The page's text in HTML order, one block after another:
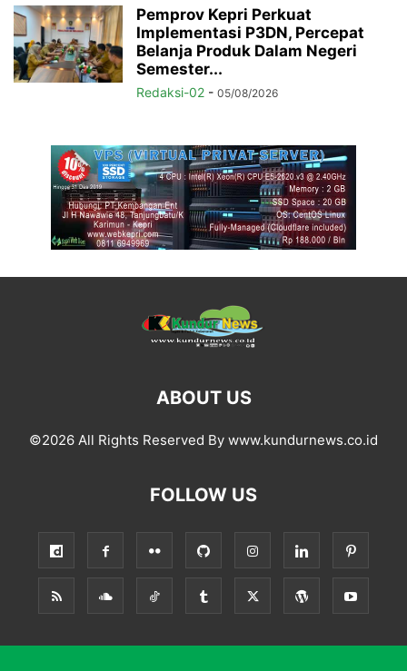
Pemprov Kepri Perkuat
Implementasi P3DN, Percepat
Belanja Produk Dalam Negeri
Semester...
Redaksi-02 - 05/08/2026
ABOUT US
©2026 All Rights Reserved By www.kundurnews.co.id
FOLLOW US